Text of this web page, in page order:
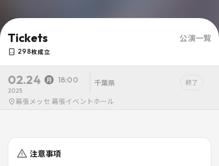
Tickets 公演一覧
298枚成立
02.24 18:00
2025
千葉県 終了
幕張メッセ 幕張イベントホール
注意事項